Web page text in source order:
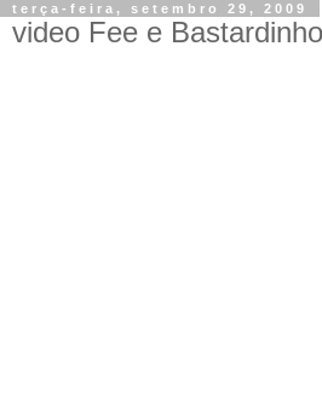
terça-feira, setembro 29, 2009
video Fee e Bastardinho